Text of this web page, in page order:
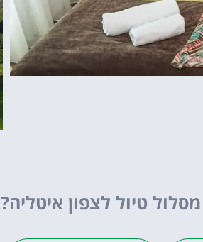
טיול לצפון איטליה?